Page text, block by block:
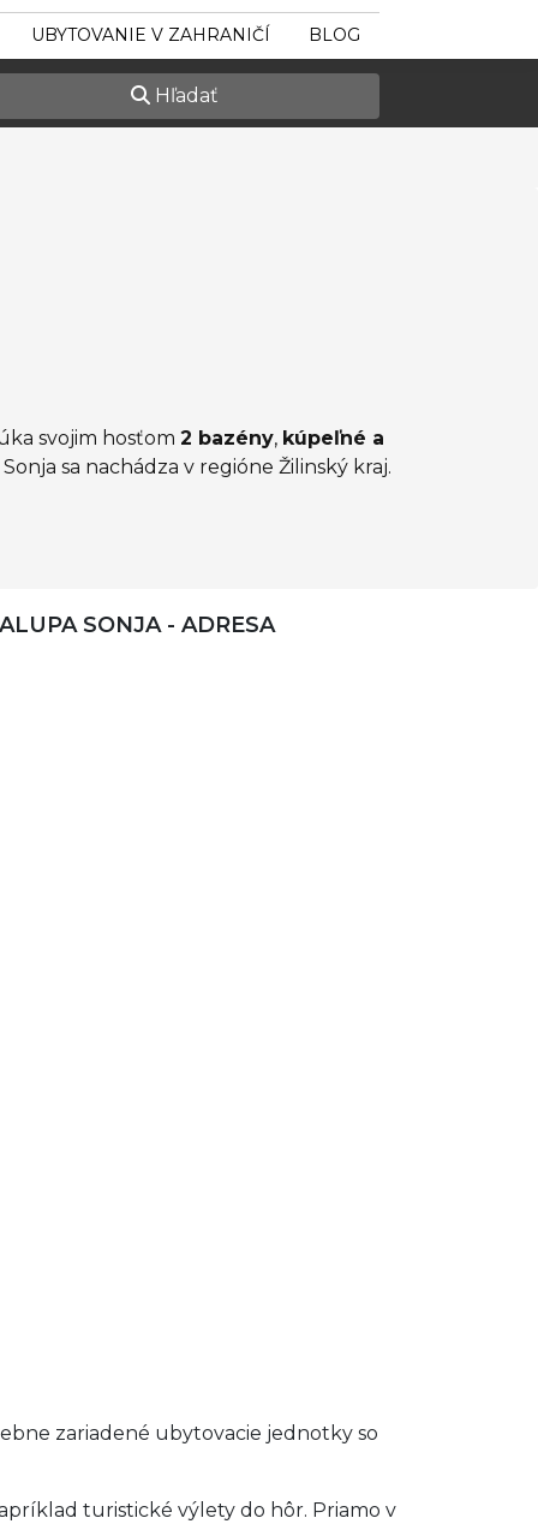
UBYTOVANIE V ZAHRANIČÍ BLOG
Hľadať
svojim hosťom 2 bazény, kúpeľné a
sa nachádza v regióne Žilinský kraj.
SONJA - ADRESA
zariadené ubytovacie jednotky so
turistické výlety do hôr. Priamo v